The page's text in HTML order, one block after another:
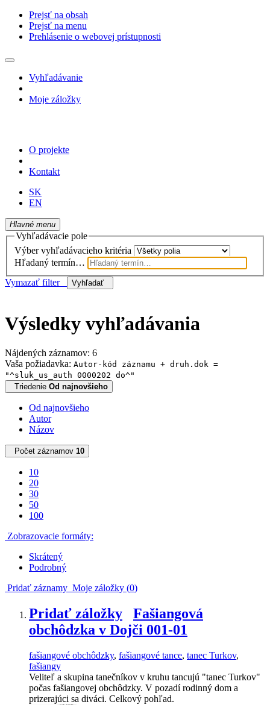
Prejsť na obsah
Prejsť na menu
Prehlásenie o webovej prístupnosti
Vyhľadávanie
Moje záložky
O projekte
Kontakt
SK
EN
Hlavné menu
Vyhľadávacie pole
Výber vyhľadávacieho kritéria
Hľadaný termín…
Vymazať filter
Vyhľadať
Výsledky vyhľadávania
Nájdených záznamov: 6
Vaša požiadavka: Autor-kód záznamu + druh.dok =
"^sluk_us_auth 0000202 do^"
Triedenie Od najnovšieho
Od najnovšieho
Autor
Názov
Počet záznamov 10
10
20
30
50
100
Zobrazovacie formáty:
Skrátený
Podrobný
Pridať záznamy Moje záložky (0)
Pridať záložky
Fašiangová
obchôdzka v Dojči 001-01
fašiangové obchôdzky, fašiangové tance, tanec Turkov,
fašiangy
Veliteľ a skupina tanečníkov v kruhu tancujú "tanec Turkov"
počas fašiangovej obchôdzky. V pozadí rodinný dom a
prizerajúci sa diváci. Celkový pohľad.